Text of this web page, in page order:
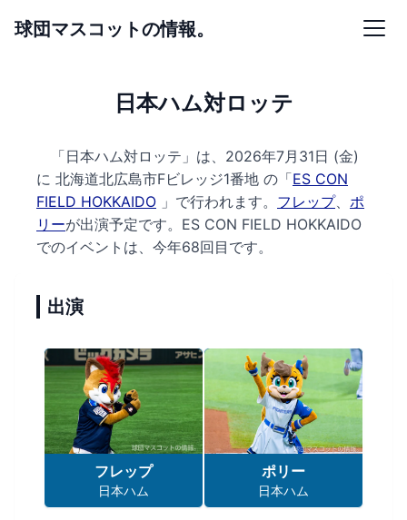
球団マスコットの情報。
日本ハム対ロッテ
「日本ハム対ロッテ」は、2026年7月31日 (金)
に 北海道北広島市Fビレッジ1番地 の 「ES CON
FIELD HOKKAIDO 」で行われます。 フレップ、 ポ
リーが出演予定です。 ES CON FIELD HOKKAIDO
でのイベントは、今年68回目です。
出演
フレップ
日本ハム
ポリー
日本ハム